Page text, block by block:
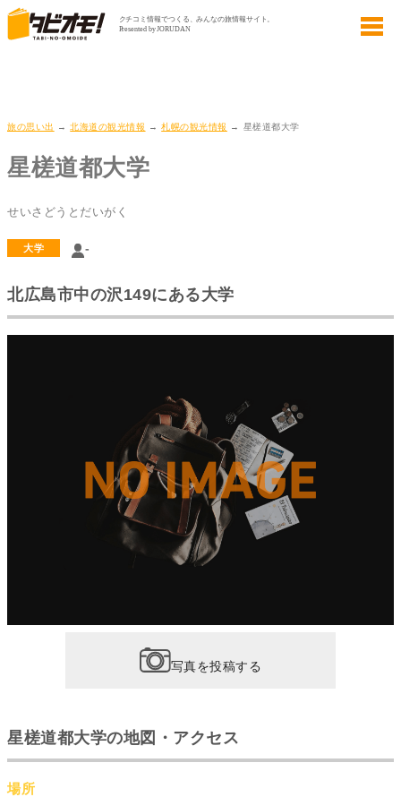
旅の思い出 →北海道の観光情報 →札幌の観光情報 → 星槎道都大学
星槎道都大学
せいさどうとだいがく
大学 -
北広島市中の沢149にある大学
写真を投稿する
星槎道都大学の地図・アクセス
場所